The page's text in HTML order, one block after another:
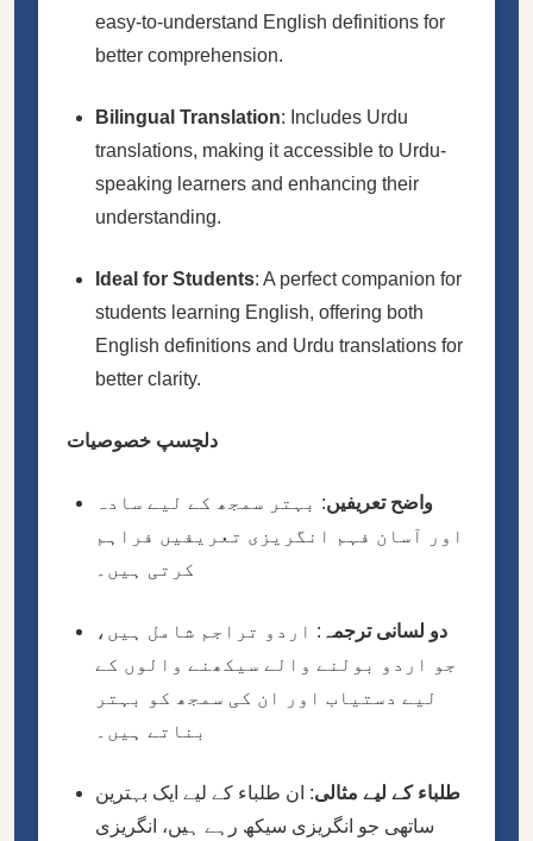
easy-to-understand English definitions for
better comprehension.
Bilingual Translation: Includes Urdu
translations, making it accessible to Urdu-
speaking learners and enhancing their
understanding.
Ideal for Students: A perfect companion for
students learning English, offering both
English definitions and Urdu translations for
better clarity.
دلچسپ خصوصیات
واضح تعریفیں: بہتر سمجھ کے لیے سادہ
اور آسان فہم انگریزی تعریفیں فراہم
کرتی ہیں۔
دو لسانی ترجمہ : اردو تراجم شامل ہیں،
جو اردو بولنے والے سیکھنے والوں کے
لیے دستیاب اور ان کی سمجھ کو بہتر
بناتے ہیں۔
طلباء کے لیے مثالی: ان طلباء کے لیے ایک بہترین
ساتھی جو انگریزی سیکھ رہے ہیں، انگریزی